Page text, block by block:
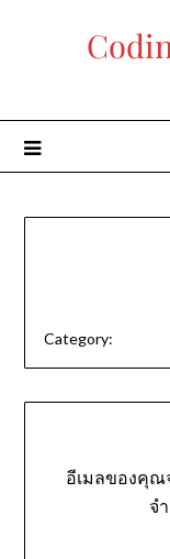
Category:
อีเมลของคุณ
จ